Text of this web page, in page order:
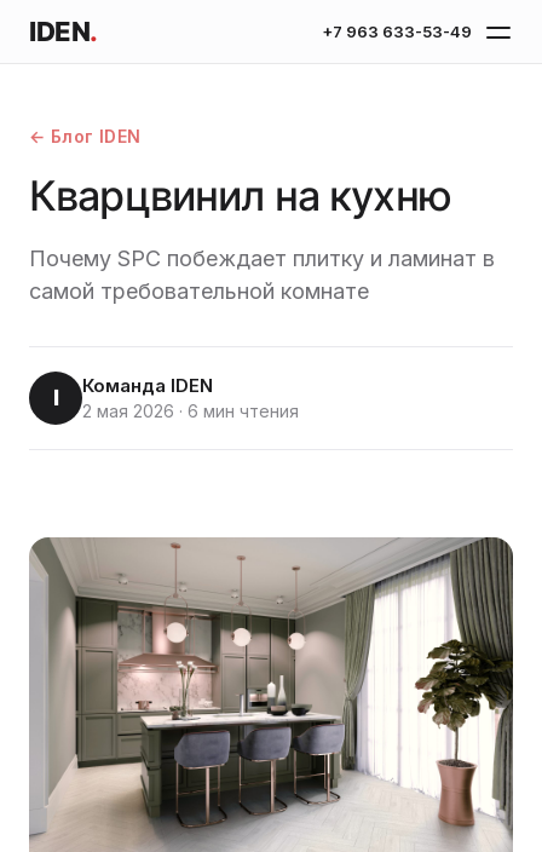
IDEN. +7 963 633-53-49
← Блог IDEN
Кварцвинил на кухню
Почему SPC побеждает плитку и ламинат в
самой требовательной комнате
I Команда IDEN
2 мая 2026 · 6 мин чтения